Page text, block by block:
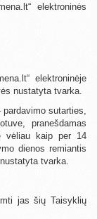
elektroninės
elektroninėje
nustatyta tvarka.
sutarties,
pranešdamas
vėliau kaip per 14
dienos remiantis
tvarka.
jas šių Taisyklių